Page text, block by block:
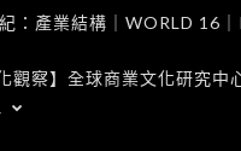
：產業結構｜WORLD 16
觀察】全球商業文化研究